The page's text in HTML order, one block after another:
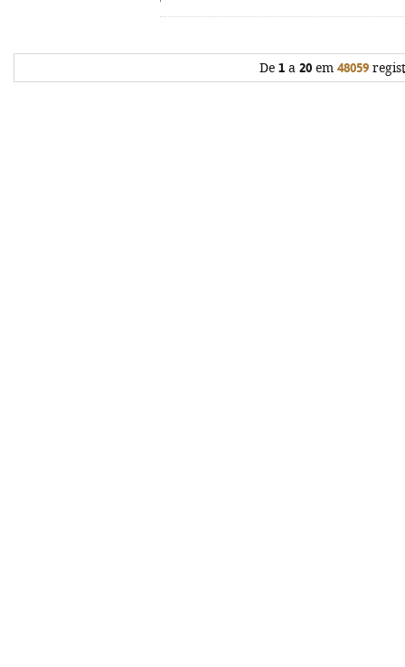
De 1 a 20 em 48059